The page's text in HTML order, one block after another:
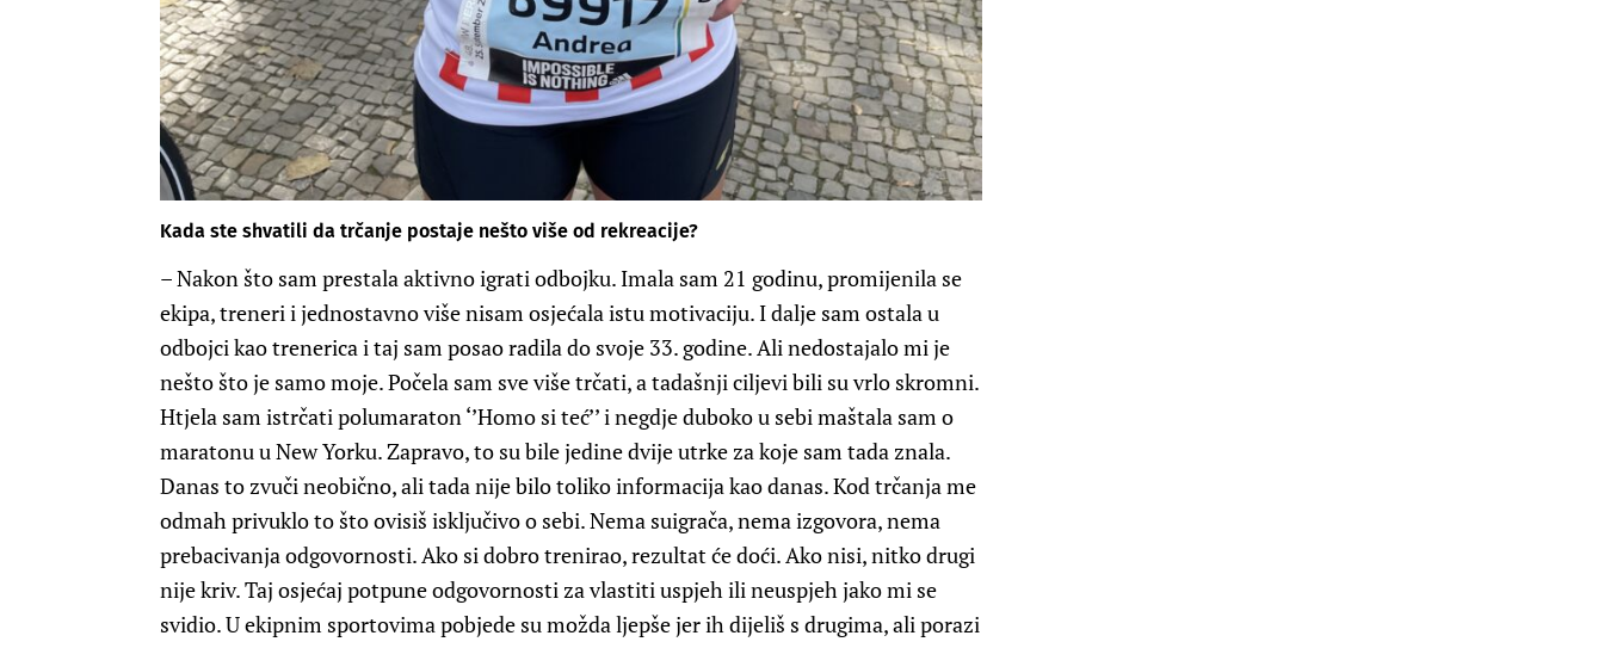
Kada ste shvatili da trčanje postaje nešto više od rekreacije?
– Nakon što sam prestala aktivno igrati odbojku. Imala sam 21 godinu, promijenila se
ekipa, treneri i jednostavno više nisam osjećala istu motivaciju. I dalje sam ostala u
odbojci kao trenerica i taj sam posao radila do svoje 33. godine. Ali nedostajalo mi je
nešto što je samo moje. Počela sam sve više trčati, a tadašnji ciljevi bili su vrlo skromni.
Htjela sam istrčati polumaraton ‘’Homo si teć’’ i negdje duboko u sebi maštala sam o
maratonu u New Yorku. Zapravo, to su bile jedine dvije utrke za koje sam tada znala.
Danas to zvuči neobično, ali tada nije bilo toliko informacija kao danas. Kod trčanja me
odmah privuklo to što ovisiš isključivo o sebi. Nema suigrača, nema izgovora, nema
prebacivanja odgovornosti. Ako si dobro trenirao, rezultat će doći. Ako nisi, nitko drugi
nije kriv. Taj osjećaj potpune odgovornosti za vlastiti uspjeh ili neuspjeh jako mi se
svidio. U ekipnim sportovima pobjede su možda ljepše jer ih dijeliš s drugima, ali porazi